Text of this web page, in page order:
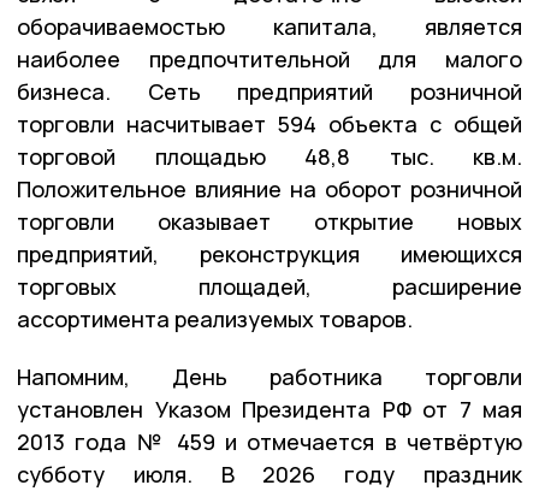
оборачиваемостью капитала, является
наиболее предпочтительной для малого
бизнеса. Сеть предприятий розничной
торговли насчитывает 594 объекта с общей
торговой площадью 48,8 тыс. кв.м.
Положительное влияние на оборот розничной
торговли оказывает открытие новых
предприятий, реконструкция имеющихся
торговых площадей, расширение
ассортимента реализуемых товаров.
Напомним, День работника торговли
установлен Указом Президента РФ от 7 мая
2013 года № 459 и отмечается в четвёртую
субботу июля. В 2026 году праздник